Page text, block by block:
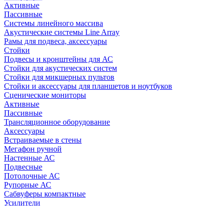
Активные
Пассивные
Системы линейного массива
Акустические системы Line Array
Рамы для подвеса, аксессуары
Стойки
Подвесы и кронштейны для АС
Стойки для акустических систем
Стойки для микшерных пультов
Стойки и аксессуары для планшетов и ноутбуков
Сценические мониторы
Активные
Пассивные
Трансляционное оборудование
Аксессуары
Встраиваемые в стены
Мегафон ручной
Настенные АС
Подвесные
Потолочные АС
Рупорные АС
Сабвуферы компактные
Усилители